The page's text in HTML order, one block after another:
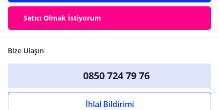
Satıcı Olmak İstiyorum
Bize Ulaşın
0850 724 79 76
İhlal Bildirimi